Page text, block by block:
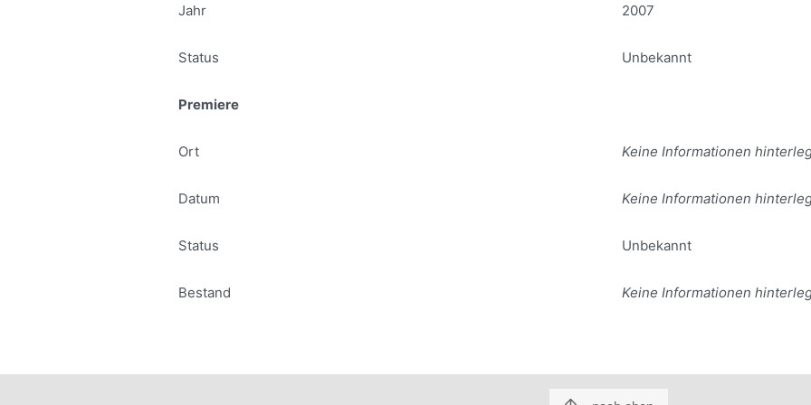
Jahr 2007
Status Unbekannt
Premiere
Ort Keine Informationen
Datum Keine Informationen
Status Unbekannt
Bestand Keine Informationen